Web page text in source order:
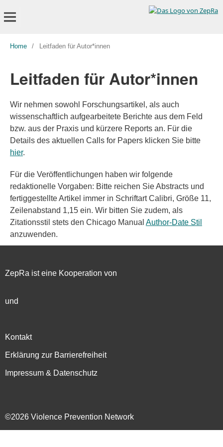
Home / Leitfaden für Autor*innen
Leitfaden für Autor*innen
Wir nehmen sowohl Forschungsartikel, als auch
wissenschaftlich aufgearbeitete Berichte aus dem Feld
bzw. aus der Praxis und kürzere Reports an. Für die
Details des aktuellen Calls for Papers klicken Sie bitte
hier.
Für die Veröffentlichungen haben wir folgende
redaktionelle Vorgaben: Bitte reichen Sie Abstracts und
fertiggestellte Artikel immer in Schriftart Calibri, Größe 11,
Zeilenabstand 1,15 ein. Wir bitten Sie zudem, als
Zitationsstil stets den Chicago Manual Author-Date Stil
anzuwenden.
ZepRa ist eine Kooperation von
und
Kontakt
Erklärung zur Barrierefreiheit
Impressum & Datenschutz
©2026 Violence Prevention Network